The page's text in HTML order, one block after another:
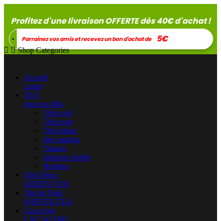
Profitez d'une livraison OFFERTE dès 40€d'achat !
- Parrainez vos amis et recevez un bon d'achat de 5€
  Shop Categories
Accueil
Latest
TEA
tous nos thés
Thés vert
Thés noir
Thés blanc
thés matcha
Tisanes
Infusion fruitée
Rooibos
Thé Détox
GREEN TOX
Thé de Noel
WINTER TEA
Cacao bio
CACAO BIO